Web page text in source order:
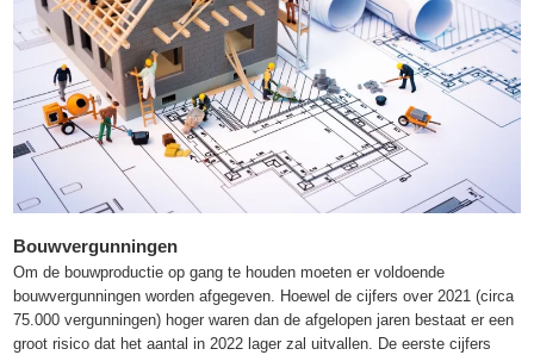
Bouwvergunningen
Om de bouwproductie op gang te houden moeten er voldoende
bouwvergunningen worden afgegeven. Hoewel de cijfers over 2021 (circa
75.000 vergunningen) hoger waren dan de afgelopen jaren bestaat er een
groot risico dat het aantal in 2022 lager zal uitvallen. De eerste cijfers